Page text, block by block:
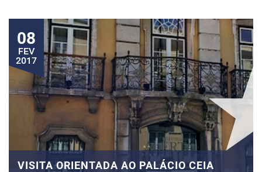
08
FEV
2017
VISITA ORIENTADA AO PALÁCIO CEIA